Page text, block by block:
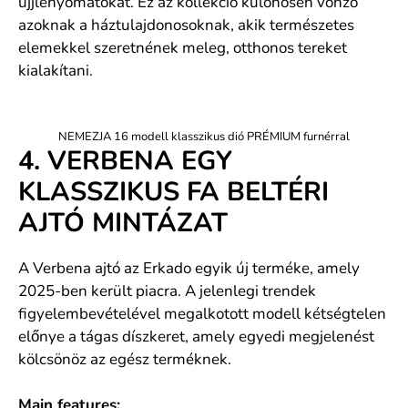
azoknak a háztulajdonosoknak, akik természetes
elemekkel szeretnének meleg, otthonos tereket
kialakítani.
NEMEZJA 16 modell klasszikus dió PRÉMIUM furnérral
4. VERBENA EGY
KLASSZIKUS FA BELTÉRI
AJTÓ MINTÁZAT
A Verbena ajtó az Erkado egyik új terméke, amely
2025-ben került piacra. A jelenlegi trendek
figyelembevételével megalkotott modell kétségtelen
előnye a tágas díszkeret, amely egyedi megjelenést
kölcsönöz az egész terméknek.